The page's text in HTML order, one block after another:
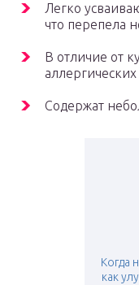
Легко
что перепела
В отличие от
Содержат
Когда
как